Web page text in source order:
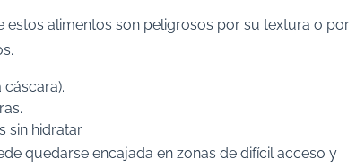
alimentos son peligrosos por su textura o por
sin hidratar.
quedarse encajada en zonas de difícil acceso y